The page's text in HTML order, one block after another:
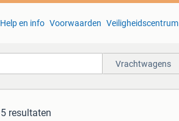
Help en info Voorwaarden Veiligheidscentrum
Vrachtwagens
5 resultaten